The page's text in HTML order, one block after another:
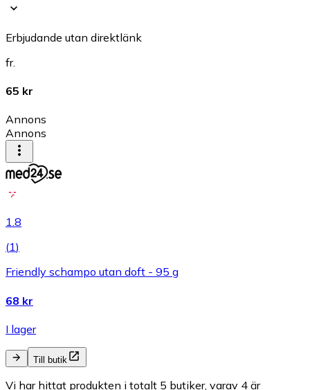
Erbjudande utan direktlänk
fr.
65 kr
Annons
Annons
1.8
(1)
Friendly schampo utan doft - 95 g
68 kr
I lager
Till butik
Vi har hittat produkten i totalt 5 butiker, varav 4 är